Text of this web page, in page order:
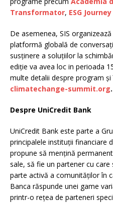
Transformator, ESG Journey
De asemenea, SIS organizează
platformă globală de
susținere a soluțiilor la
ediție va avea loc in perioada
multe detalii despre program
climatechange-summit.org.
Despre UniCredit Bank
UniCredit Bank este parte a
principalele instituții financiare
propune să mențină
sale, să fie un partener cu
parte activă a comunităților în
Banca răspunde unei game
printr-o rețea de parteneri